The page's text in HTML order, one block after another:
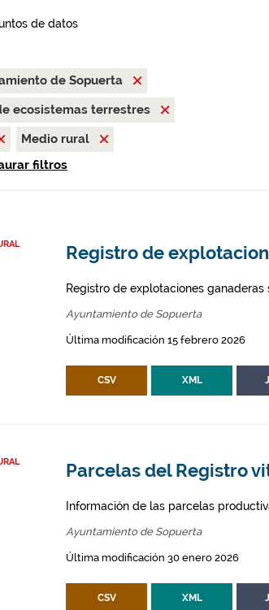
de datos
de Sopuerta
ecosistemas terrestres
Medio rural
filtros
Registro de
Registro de explotaciones ganaderas
Ayuntamiento de Sopuerta
Última modificación 15 febrero 2026
CSV XML
Parcelas del Registro
Información de las parcelas
Ayuntamiento de Sopuerta
Última modificación 30 enero 2026
CSV XML